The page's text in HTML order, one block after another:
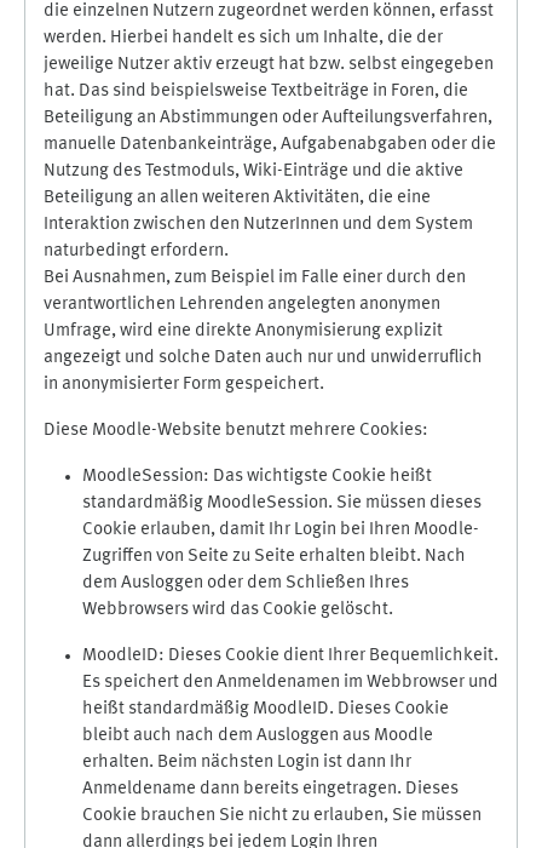
die einzelnen Nutzern zugeordnet werden können, erfasst
werden. Hierbei handelt es sich um Inhalte, die der
jeweilige Nutzer aktiv erzeugt hat bzw. selbst eingegeben
hat. Das sind beispielsweise Textbeiträge in Foren, die
Beteiligung an Abstimmungen oder Aufteilungsverfahren,
manuelle Datenbankeinträge, Aufgabenabgaben oder die
Nutzung des Testmoduls, Wiki-Einträge und die aktive
Beteiligung an allen weiteren Aktivitäten, die eine
Interaktion zwischen den NutzerInnen und dem System
naturbedingt erfordern.
Bei Ausnahmen, zum Beispiel im Falle einer durch den
verantwortlichen Lehrenden angelegten anonymen
Umfrage, wird eine direkte Anonymisierung explizit
angezeigt und solche Daten auch nur und unwiderruflich
in anonymisierter Form gespeichert.
Diese Moodle-Website benutzt mehrere Cookies:
MoodleSession: Das wichtigste Cookie heißt
standardmäßig MoodleSession. Sie müssen dieses
Cookie erlauben, damit Ihr Login bei Ihren Moodle-
Zugriffen von Seite zu Seite erhalten bleibt. Nach
dem Ausloggen oder dem Schließen Ihres
Webbrowsers wird das Cookie gelöscht.
MoodleID: Dieses Cookie dient Ihrer Bequemlichkeit.
Es speichert den Anmeldenamen im Webbrowser und
heißt standardmäßig MoodleID. Dieses Cookie
bleibt auch nach dem Ausloggen aus Moodle
erhalten. Beim nächsten Login ist dann Ihr
Anmeldename dann bereits eingetragen. Dieses
Cookie brauchen Sie nicht zu erlauben, Sie müssen
dann allerdings bei jedem Login Ihren